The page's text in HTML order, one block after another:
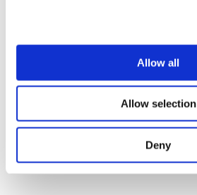
Allow all
Allow selection
Deny
Ohne Subgenre
Anwenden